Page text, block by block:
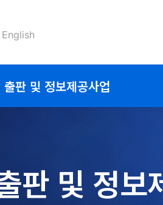
English
출판 및 정보제공사업
판 및 정보